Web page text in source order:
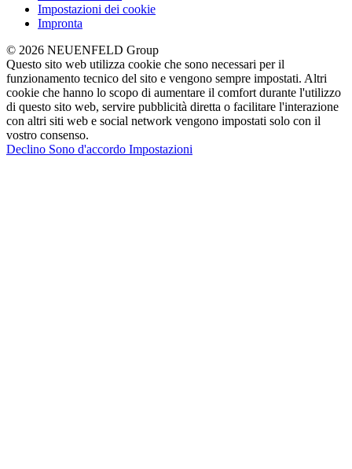
Impostazioni dei cookie
Impronta
© 2026 NEUENFELD Group
Questo sito web utilizza cookie che sono necessari per il
funzionamento tecnico del sito e vengono sempre impostati. Altri
cookie che hanno lo scopo di aumentare il comfort durante l'utilizzo
di questo sito web, servire pubblicità diretta o facilitare l'interazione
con altri siti web e social network vengono impostati solo con il
vostro consenso.
Declino Sono d'accordo Impostazioni